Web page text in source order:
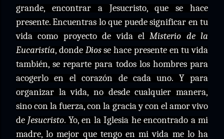
grande, encontrar a Jesucristo, que se hace
presente. Encuentras lo que puede significar en tu
vida como proyecto de vida elMisterio de la
Eucaristía, donde Diosse hace presente en tu vida
también, se reparte para todos los hombres para
acogerlo en el corazón de cada uno. Y para
organizar la vida, no desde cualquier manera,
sino con la fuerza, con la gracia y con el amor vivo
de Jesucristo. Yo, en la Iglesia he encontrado a mi
madre, lo mejor que tengo en mi vida me lo ha